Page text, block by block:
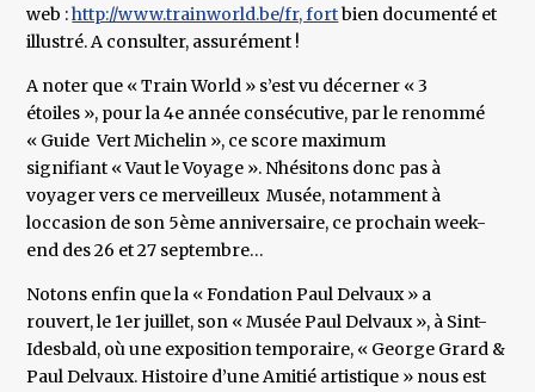
web :http://www.trainworld.be/fr, fortbien documenté et
illustré. A consulter, assurément !
A noter que « Train World » s’est vu décerner « 3
étoiles », pour la 4e année consécutive, par le renommé
« Guide Vert Michelin », ce score maximum
signifiant « Vaut le Voyage ». Nhésitons donc pas à
voyager vers ce merveilleux Musée, notamment à
loccasion de son 5ème anniversaire, ce prochain week-
end des 26 et 27 septembre…
Notons enfin que la « Fondation Paul Delvaux » a
rouvert, le 1er juillet, son « Musée Paul Delvaux », à Sint-
Idesbald, où une exposition temporaire, « George Grard &
Paul Delvaux. Histoire d’une Amitié artistique » nous est